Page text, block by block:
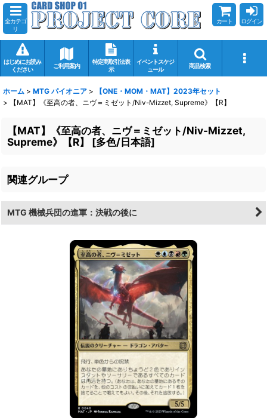
全カテゴ
リ
カート ログイン
はじめにお読み
ください
ご利用案内
特定商取引法表
示
イベントスケジ
ュール
商品検索
ホーム > MTG パイオニア >
【ONE・MOM・MAT】2023年セット
>
【MAT】《至高の者、ニヴ＝ミゼット/Niv-Mizzet, Supreme》【R】
【MAT】《至高の者、ニヴ＝ミゼット/Niv-Mizzet,
Supreme》【R】
[多色/日本語]
関連グループ
MTG 機械兵団の進軍：決戦の後に